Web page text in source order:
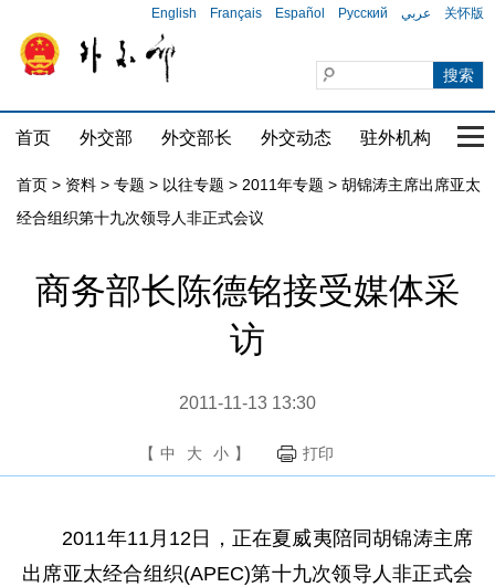
English Français Español Русский عربي 关怀版
首页 外交部 外交部长 外交动态 驻外机构 国
首页 > 资料 > 专题 > 以往专题 > 2011年专题 > 胡锦涛主席出席亚太
经合组织第十九次领导人非正式会议
商务部长陈德铭接受媒体采
访
2011-11-13 13:30
【 中 大 小 】 打印
2011年11月12日，正在夏威夷陪同胡锦涛主席
出席亚太经合组织(APEC)第十九次领导人非正式会